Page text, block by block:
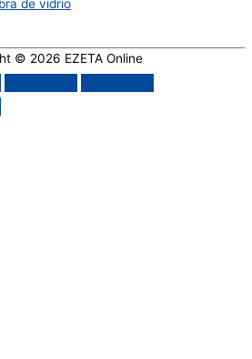
de vidrio
© 2026 EZETA Online